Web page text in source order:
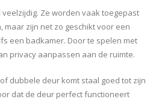
Ze worden vaak toegepast
zijn net zo geschikt voor een
een badkamer. Door te spelen met
privacy aanpassen aan de ruimte.
dubbele deur komt staal goed tot zijn
dat de deur perfect functioneert